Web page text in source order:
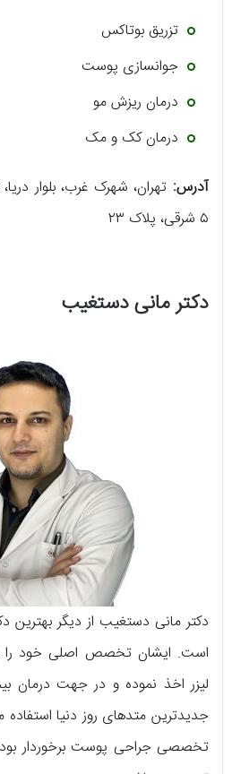
تزریق بوتاکس
جوانسازی پوست
درمان ریزش مو
درمان کک و مک
آدرس: تهران، شهرک غرب، بلوار
۵ شرقی، پلاک ۲۳
دکتر مانی دستغیب
دکتر مانی دستغیب از دیگر
است. ایشان تخصص اصلی خود را
لیزر اخذ نموده و در جهت درمان
جدیدترین متدهای روز دنیا